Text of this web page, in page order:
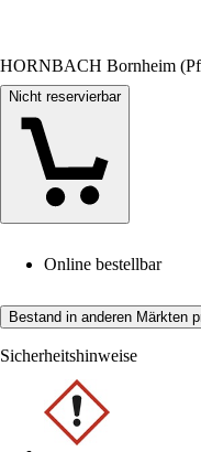
HORNBACH Bornheim
Nicht reservierbar
Online bestellbar
Bestand in anderen Märkten
Sicherheitshinweise